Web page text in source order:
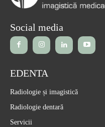
Social media
EDENTA
Radiologie și imagistică
Radiologie dentară
Servicii